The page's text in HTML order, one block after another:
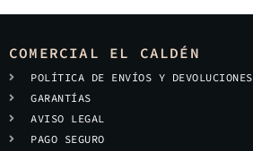
COMERCIAL EL CALDÉN
POLÍTICA DE ENVÍOS Y DEVOLUCIONES
GARANTÍAS
AVISO LEGAL
PAGO SEGURO